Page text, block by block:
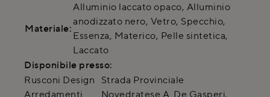
Materiale:
Alluminio laccato opaco, Alluminio
anodizzato nero, Vetro, Specchio,
Essenza, Materico, Pelle sintetica,
Laccato
Disponibile presso:
Rusconi Design
Arredamenti
Strada Provinciale
Novedratese A. De Gasperi,